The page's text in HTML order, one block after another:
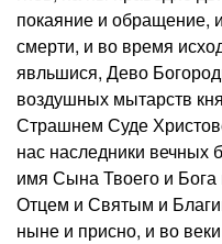
покаяние и обращение,
смерти, и во время
явльшися, Дево
воздушных мытарств
Страшнем Суде
нас наследники вечных
имя Сына Твоего и
Отцем и Святым и
ныне и присно, и во